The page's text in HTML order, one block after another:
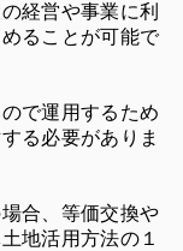
経営や事業に利
ることが可能で
で運用するため
る必要がありま
合、等価交換や
地活用方法の１